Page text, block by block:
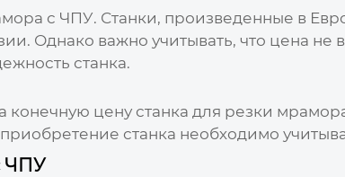
с ЧПУ. Станки, произведенные в
Однако важно учитывать, что цена не
станка.
конечную цену станка для резки
станка необходимо
ЧПУ